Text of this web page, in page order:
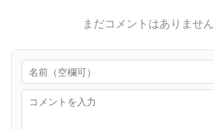
まだコメントはありません